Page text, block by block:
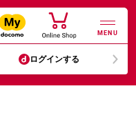
MENU
ログインする